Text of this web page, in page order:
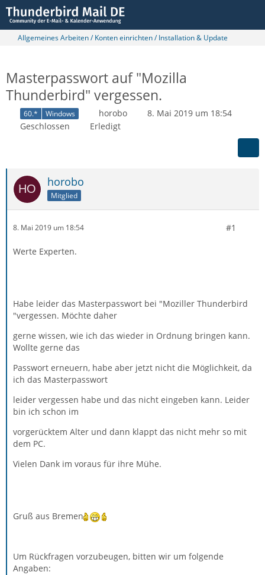
Allgemeines Arbeiten / Konten einrichten / Installation & Update
Masterpasswort auf "Mozilla
Thunderbird" vergessen.
60.* Windows horobo
8. Mai 2019 um 18:54
Geschlossen
Erledigt
horobo
Mitglied
8. Mai 2019 um 18:54 #1
Werte Experten.
Habe leider das Masterpasswort bei "Moziller Thunderbird
"vergessen. Möchte daher
gerne wissen, wie ich das wieder in Ordnung bringen kann.
Wollte gerne das
Passwort erneuern, habe aber jetzt nicht die Möglichkeit, da
ich das Masterpasswort
leider vergessen habe und das nicht eingeben kann. Leider
bin ich schon im
vorgerücktem Alter und dann klappt das nicht mehr so mit
dem PC.
Vielen Dank im voraus für ihre Mühe.
Gruß aus Bremen
Um Rückfragen vorzubeugen, bitten wir um folgende
Angaben: